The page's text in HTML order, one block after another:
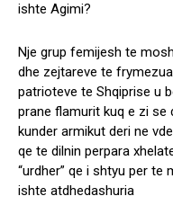
ishte Agimi?
Nje grup femijesh te
dhe zejtareve te
patrioteve te Shqiprise u
prane flamurit kuq e zi
kunder armikut deri ne
qe te dilnin perpara
“urdher” qe i shtyu per
ishte atdhedashuria